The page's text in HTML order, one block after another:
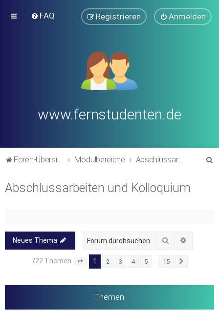
FAQ Anmelden
Registrieren
www.fernstudenten.de
Foren-Übersicht Modulbereiche Abschlussarbeiten und Kolloquium
Abschlussarbeiten und Kolloquium
Neues Thema Suche
722 Themen Seite von 15
1 2 3 4 5 15
Themen